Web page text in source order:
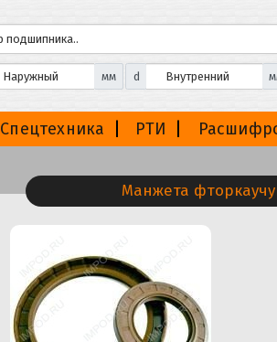
мм d
Спецтехника РТИ
Манжета